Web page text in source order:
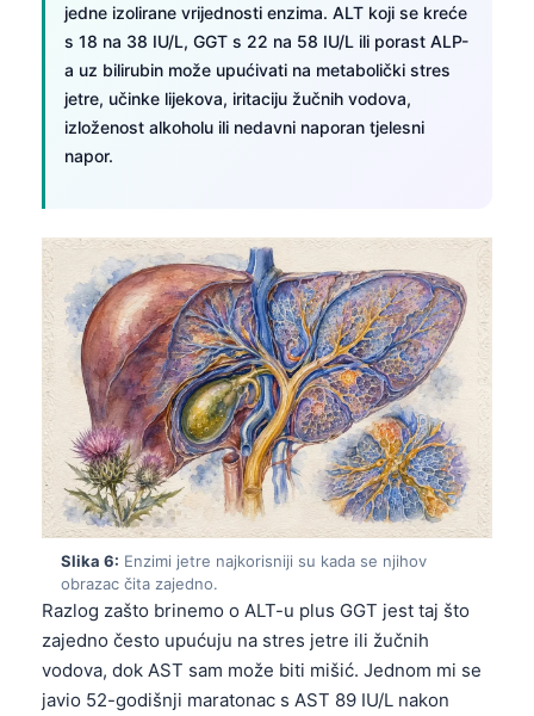
jedne izolirane vrijednosti enzima. ALT koji se kreće
s 18 na 38 IU/L, GGT s 22 na 58 IU/L ili porast ALP-
a uz bilirubin može upućivati na metabolički stres
jetre, učinke lijekova, iritaciju žučnih vodova,
izloženost alkoholu ili nedavni naporan tjelesni
napor.
Slika 6: Enzimi jetre najkorisniji su kada se njihov
obrazac čita zajedno.
Razlog zašto brinemo o ALT-u plus GGT jest taj što
zajedno često upućuju na stres jetre ili žučnih
vodova, dok AST sam može biti mišić. Jednom mi se
javio 52-godišnji maratonac s AST 89 IU/L nakon
অসমীয়া
Galego
Latviešu valoda
Македонски јазик
Euskara
Gàidhlig
Occitan
العربية المغربية
Afrikaans
Монгол
ພາສາລາວ
Basa Jawa
Татар теле
Беларуская мова
Esperanto